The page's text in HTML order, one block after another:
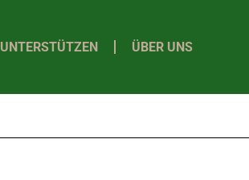
UNTERSTÜTZEN ÜBER UNS